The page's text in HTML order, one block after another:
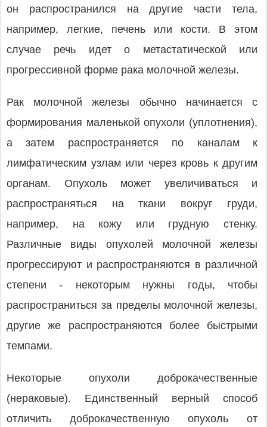
он распространился на другие части тела,
например, легкие, печень или кости. В этом
случае речь идет о метастатической или
прогрессивной форме рака молочной железы.
Рак молочной железы обычно начинается с
формирования маленькой опухоли (уплотнения),
а затем распространяется по каналам к
лимфатическим узлам или через кровь к другим
органам. Опухоль может увеличиваться и
распространяться на ткани вокруг груди,
например, на кожу или грудную стенку.
Различные виды опухолей молочной железы
прогрессируют и распространяются в различной
степени - некоторым нужны годы, чтобы
распространиться за пределы молочной железы,
другие же распространяются более быстрыми
темпами.
Некоторые опухоли доброкачественные
(нераковые). Единственный верный способ
отличить доброкачественную опухоль от